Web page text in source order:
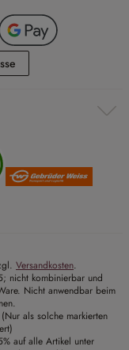
Versandkosten.
nicht kombinierbar und
Nicht anwendbar beim
als solche markierten
auf alle Artikel unter